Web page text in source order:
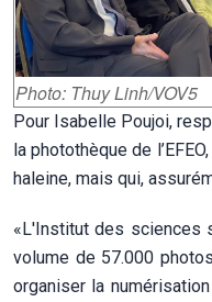
Photo: Thuy Linh/VOV5
Pour Isabelle Poujoi,
la photothèque de
haleine, mais qui,
«L'Institut des sciences
volume de 57.000
organiser la